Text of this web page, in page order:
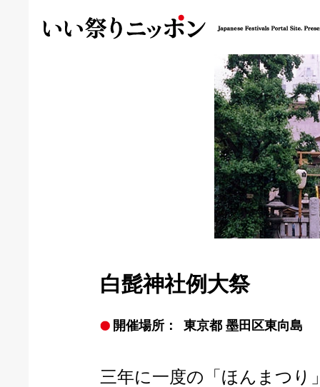
白髭神社例大祭
開催場所： 東京都 墨田区東向島
三年に一度の「ほんまつり